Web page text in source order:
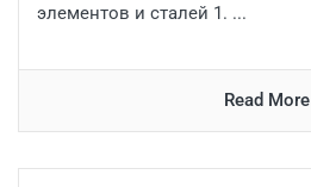
элементов и сталей 1. ...
Read More